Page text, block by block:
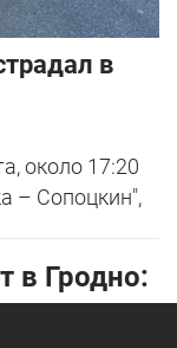
в
около 17:20
– Сопоцкин",
в Гродно: